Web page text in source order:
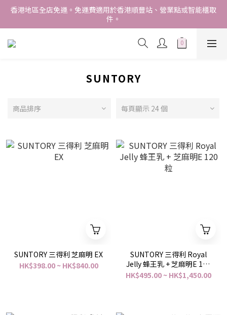
香港地區全店免運。免運費適用於香港順豐站、營業點或智能櫃取
件。
香港地區全店免運。免運費適用於香港順豐站、營業點或智能櫃取
件。
Free delivery within Hong Kong SAR. Applicable to Hong
Kong S.F store,business station or SF locker pick up.
STARTING FROM HKD280/3KG.
SUNTORY
商品排序 每頁顯示 24 個
SUNTORY 三得利 芝麻明 EX
HK$398.00 ~ HK$840.00
SUNTORY 三得利 Royal
Jelly 蜂王乳 + 芝麻明E 120
粒
HK$495.00 ~ HK$1,450.00